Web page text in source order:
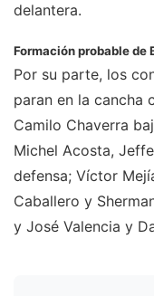
delantera.
Formación probable de
Por su parte, los
paran en la cancha
Camilo Chaverra
Michel Acosta,
defensa; Víctor
Caballero y
y José Valencia y